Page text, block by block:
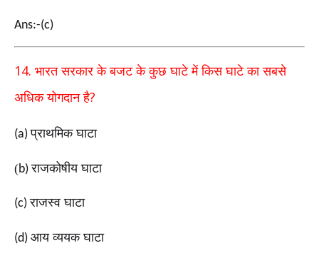
Ans:-(c)
14. भारत सरकार के बजट के कुछ घाटे में किस घाटे का सबसे
अधिक योगदान है?
(a)प्राथमिक घाटा
(b)राजकोषीय घाटा
(c)राजस्व घाटा
(d) आय व्ययक घाटा